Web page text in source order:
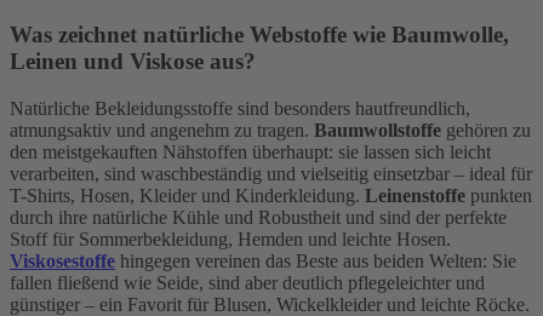
Was zeichnet natürliche Webstoffe wie Baumwolle,
Leinen und Viskose aus?
Natürliche Bekleidungsstoffe sind besonders hautfreundlich,
atmungsaktiv und angenehm zu tragen. Baumwollstoffe gehören zu
den meistgekauften Nähstoffen überhaupt: sie lassen sich leicht
verarbeiten, sind waschbeständig und vielseitig einsetzbar – ideal für
T-Shirts, Hosen, Kleider und Kinderkleidung. Leinenstoffe punkten
durch ihre natürliche Kühle und Robustheit und sind der perfekte
Stoff für Sommerbekleidung, Hemden und leichte Hosen.
Viskosestoffe hingegen vereinen das Beste aus beiden Welten: Sie
fallen fließend wie Seide, sind aber deutlich pflegeleichter und
günstiger – ein Favorit für Blusen, Wickelkleider und leichte Röcke.